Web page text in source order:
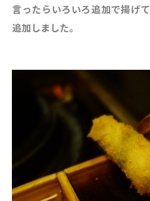
言ったらいろいろ追加で揚げ
追加しました。